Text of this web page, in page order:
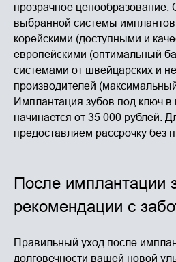
прозрачное ценообразование.
выбранной системы
корейскими (доступными и
европейскими (оптимальный
системами от швейцарских и
производителей (максимальный
Имплантация зубов под ключ в
начинается от 35 000 рублей.
предоставляем рассрочку без
После имплантации
рекомендации с
Правильный уход после
долговечности вашей новой